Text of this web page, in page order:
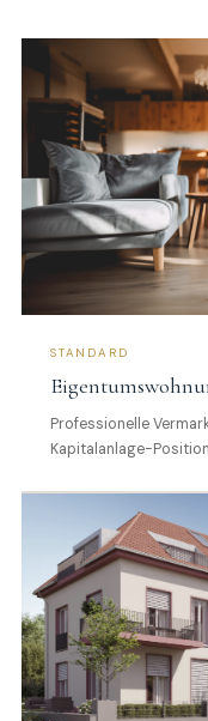
STANDARD
Professionelle
Kapitalanlage-